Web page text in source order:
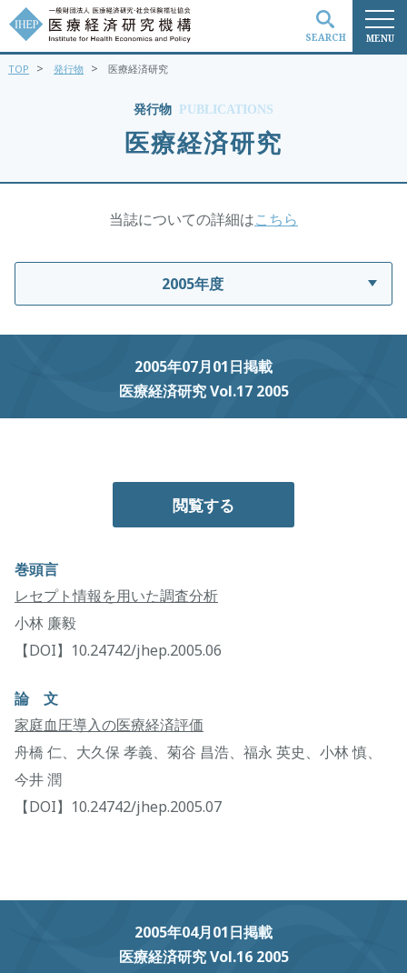
MENU
SEARCH
発行物 PUBLICATIONS
医療経済研究
TOP > 発行物 > 医療経済研究
当誌についての詳細はこちら
2005年度
2005年07月01日掲載
医療経済研究 Vol.17 2005
閲覧する
巻頭言
レセプト情報を用いた調査分析
小林 廉毅
【DOI】10.24742/jhep.2005.06
論 文
家庭血圧導入の医療経済評価
舟橋 仁、大久保 孝義、菊谷 昌浩、福永 英史、小林 慎、
今井 潤
【DOI】10.24742/jhep.2005.07
2005年04月01日掲載
医療経済研究 Vol.16 2005